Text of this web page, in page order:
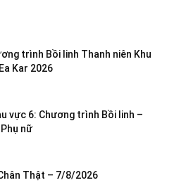
trình Bồi linh Thanh niên Khu
Kar 2026
vực 6: Chương trình Bồi linh –
nữ
Thật – 7/8/2026